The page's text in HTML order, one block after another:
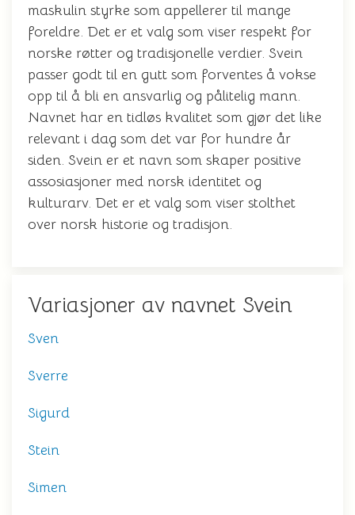
maskulin styrke som appellerer til mange
foreldre. Det er et valg som viser respekt for
norske røtter og tradisjonelle verdier. Svein
passer godt til en gutt som forventes å vokse
opp til å bli en ansvarlig og pålitelig mann.
Navnet har en tidløs kvalitet som gjør det like
relevant i dag som det var for hundre år
siden. Svein er et navn som skaper positive
assosiasjoner med norsk identitet og
kulturarv. Det er et valg som viser stolthet
over norsk historie og tradisjon.
Variasjoner av navnet Svein
Sven
Sverre
Sigurd
Stein
Simen